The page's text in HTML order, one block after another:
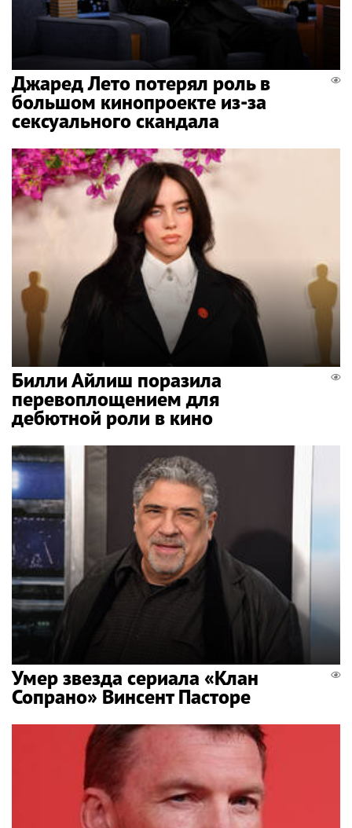
Джаред Лето потерял роль в
большом кинопроекте из-за
сексуального скандала
Билли Айлиш поразила
перевоплощением для
дебютной роли в кино
Умер звезда сериала «Клан
Сопрано» Винсент Пасторе